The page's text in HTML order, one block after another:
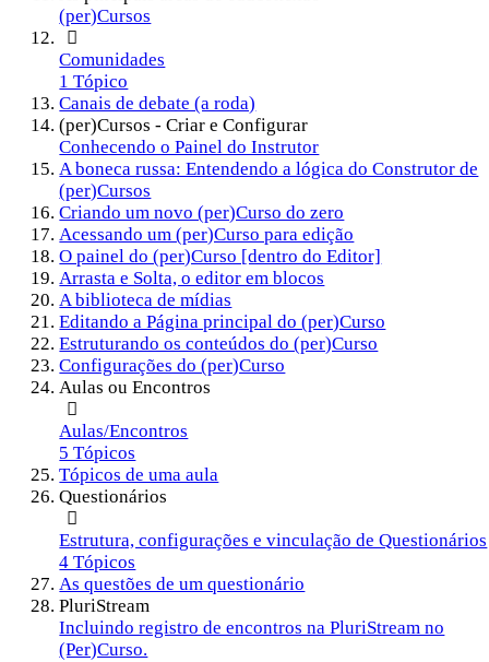
(per)Cursos
Comunidades
1 Tópico
Canais de debate (a roda)
(per)Cursos - Criar e Configurar
Conhecendo o Painel do Instrutor
A boneca russa: Entendendo a lógica do Construtor de
(per)Cursos
Criando um novo (per)Curso do zero
Acessando um (per)Curso para edição
O painel do (per)Curso [dentro do Editor]
Arrasta e Solta, o editor em blocos
A biblioteca de mídias
Editando a Página principal do (per)Curso
Estruturando os conteúdos do (per)Curso
Configurações do (per)Curso
Aulas ou Encontros
Aulas/Encontros
5 Tópicos
Tópicos de uma aula
Questionários
Estrutura, configurações e vinculação de Questionários
4 Tópicos
As questões de um questionário
PluriStream
Incluindo registro de encontros na PluriStream no
(Per)Curso.